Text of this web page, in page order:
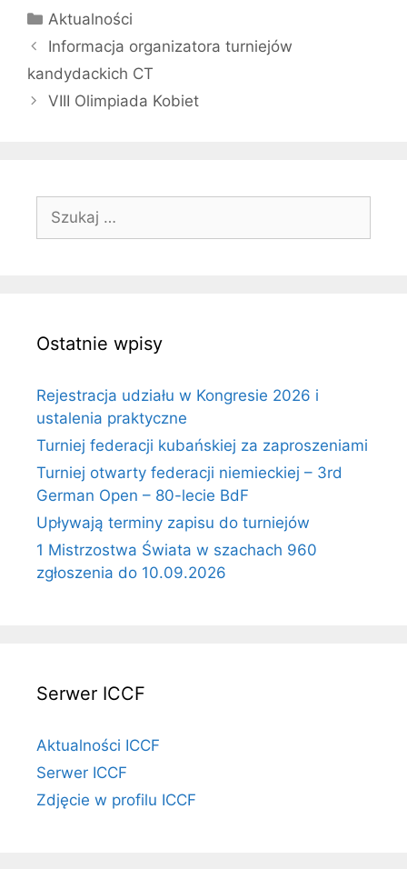
Kategorie
Aktualności
Informacja organizatora turniejów
kandydackich CT
VIII Olimpiada Kobiet
Ostatnie wpisy
Rejestracja udziału w Kongresie 2026 i
ustalenia praktyczne
Turniej federacji kubańskiej za zaproszeniami
Turniej otwarty federacji niemieckiej – 3rd
German Open – 80-lecie BdF
Upływają terminy zapisu do turniejów
1 Mistrzostwa Świata w szachach 960
zgłoszenia do 10.09.2026
Serwer ICCF
Aktualności ICCF
Serwer ICCF
Zdjęcie w profilu ICCF